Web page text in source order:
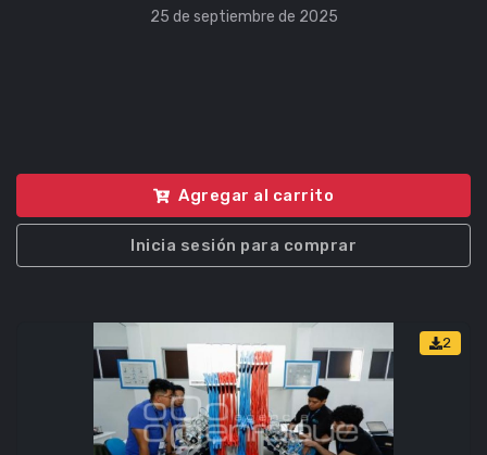
25 de septiembre de 2025
Agregar al carrito
Inicia sesión para comprar
2